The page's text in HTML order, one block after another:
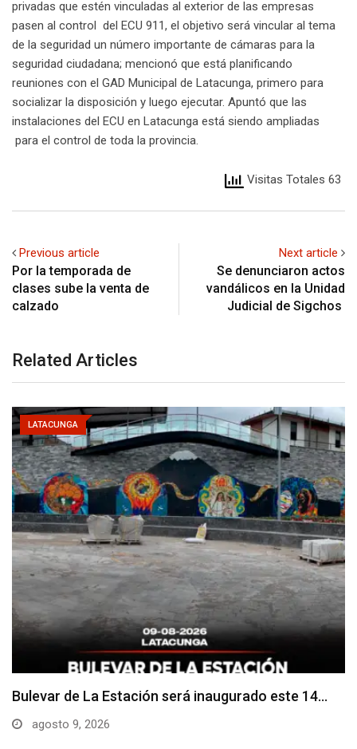
privadas que estén vinculadas al exterior de las empresas
pasen al control del ECU 911, el objetivo será vincular al tema
de la seguridad un número importante de cámaras para la
seguridad ciudadana; mencionó que está planificando
reuniones con el GAD Municipal de Latacunga, primero para
socializar la disposición y luego ejecutar. Apuntó que las
instalaciones del ECU en Latacunga está siendo ampliadas
para el control de toda la provincia.
Visitas Totales 63
Previous article
Por la temporada de
clases sube la venta de
calzado
Next article
Se denunciaron actos
vandálicos en la Unidad
Judicial de Sigchos
Related Articles
LATACUNGA
Adoquines levantados generan preocupación en
dos vías de…